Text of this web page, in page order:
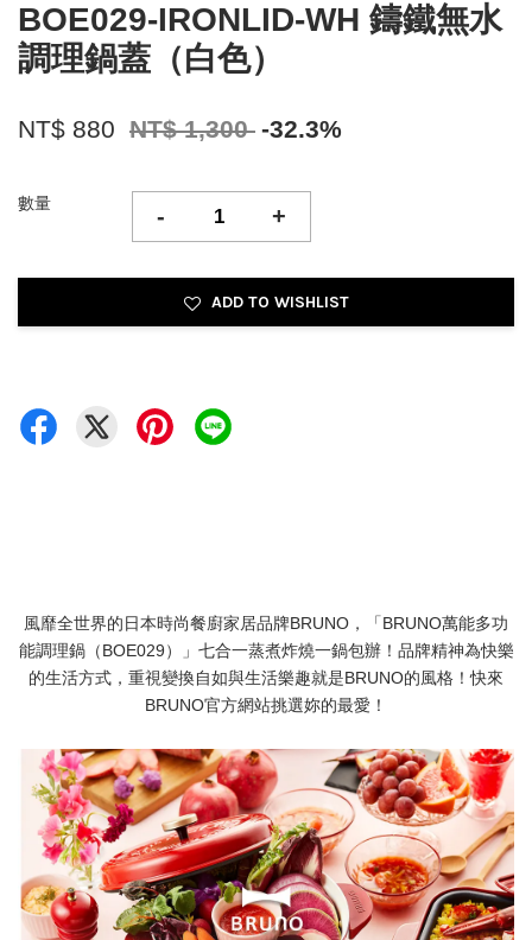
BOE029-IRONLID-WH 鑄鐵無水
調理鍋蓋（白色）
NT$ 880 NT$ 1,300 -32.3%
數量 - +
ADD TO WISHLIST
風靡全世界的日本時尚餐廚家居品牌BRUNO，「BRUNO萬能多功
能調理鍋（BOE029）」七合一蒸煮炸燒一鍋包辦！品牌精神為快樂
的生活方式，重視變換自如與生活樂趣就是BRUNO的風格！快來
BRUNO官方網站挑選妳的最愛！